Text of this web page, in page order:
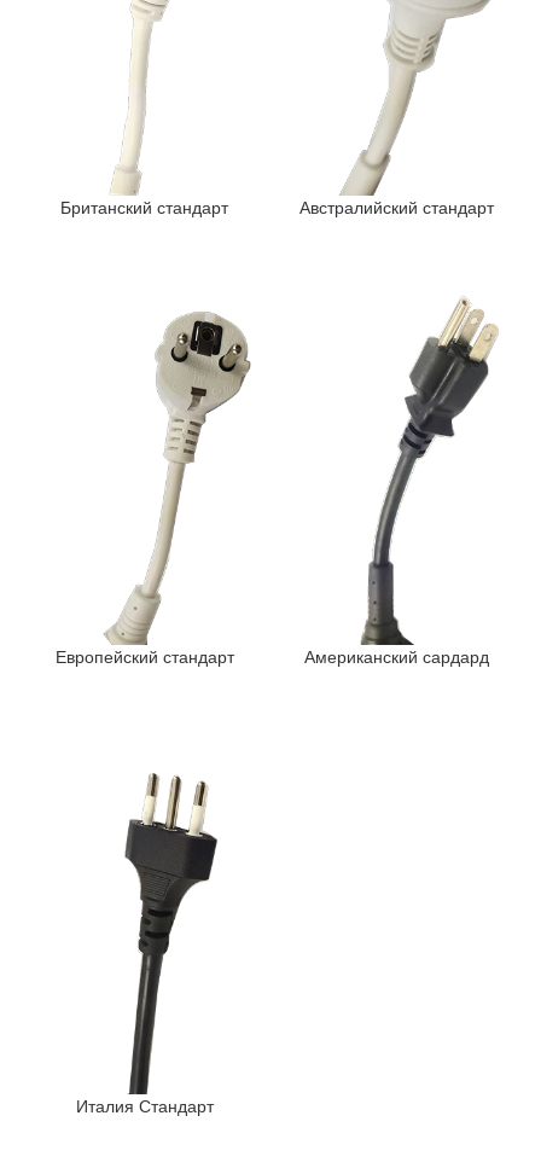
Британский стандарт Австралийский стандарт
Европейский стандарт Американский сардард
Италия Стандарт